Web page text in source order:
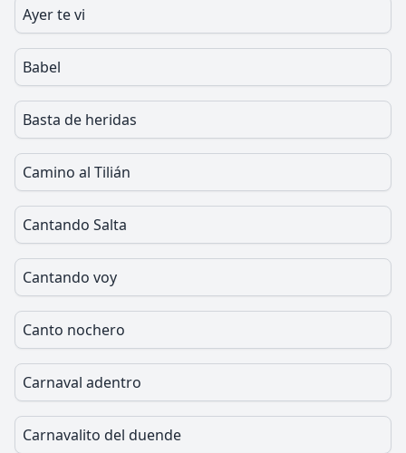
Ayer te vi
Babel
Basta de heridas
Camino al Tilián
Cantando Salta
Cantando voy
Canto nochero
Carnaval adentro
Carnavalito del duende